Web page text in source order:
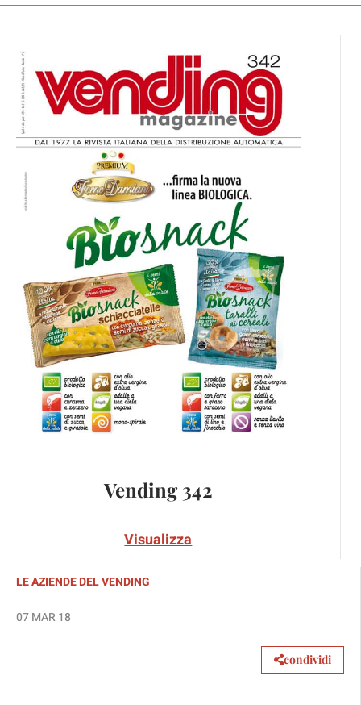
Vending 342
Visualizza
LE AZIENDE DEL VENDING
07 MAR 18
condividi